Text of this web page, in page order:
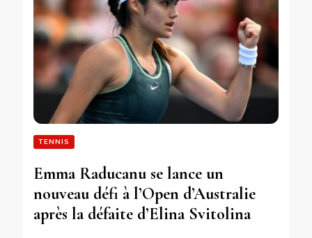
TENNIS
Emma Raducanu se lance un
nouveau défi à l’Open d’Australie
après la défaite d’Elina Svitolina